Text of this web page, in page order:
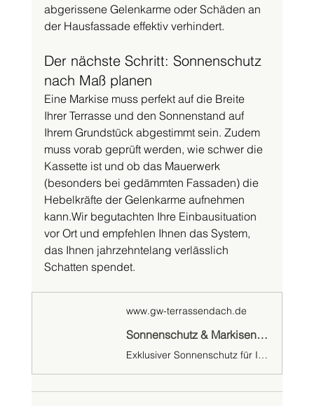
abgerissene Gelenkarme oder Schäden an
der Hausfassade effektiv verhindert.
Der nächste Schritt: Sonnenschutz
nach Maß planen
Eine Markise muss perfekt auf die Breite
Ihrer Terrasse und den Sonnenstand auf
Ihrem Grundstück abgestimmt sein. Zudem
muss vorab geprüft werden, wie schwer die
Kassette ist und ob das Mauerwerk
(besonders bei gedämmten Fassaden) die
Hebelkräfte der Gelenkarme aufnehmen
kann.Wir begutachten Ihre Einbausituation
vor Ort und empfehlen Ihnen das System,
das Ihnen jahrzehntelang verlässlich
Schatten spendet.
www.gw-terrassendach.de
Sonnenschutz & Markisen Hannover | Maßgefertigt für Ihre Terrasse
Exklusiver Sonnenschutz für Ihre Terrasse in Hannover & Sarstedt. Entdecken Sie Überdachmarkisen, Unterdachmarkisen & Senkrecht-Screens. Jetzt beraten lassen!